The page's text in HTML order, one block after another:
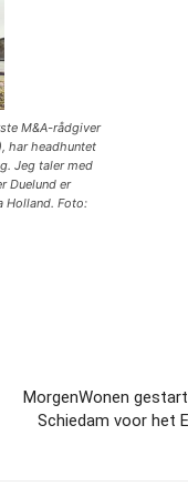
M&A-rådgiver
har headhuntet
Jeg taler med
Duelund er
Holland. Foto:
MorgenWonen
Schiedam voor het